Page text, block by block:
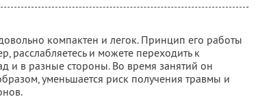
компактен и легок. Принцип его работы
расслабляетесь и можете переходить к
и в разные стороны. Во время занятий он
уменьшается риск получения травмы и